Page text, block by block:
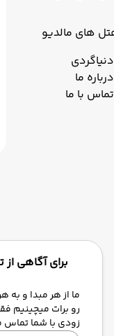
های مالدیو
دنیاگردی
درباره ما
تماس با ما
برای آگاهی
ما از هر مبدا و به
رو برات میچینیم
زودی با شما